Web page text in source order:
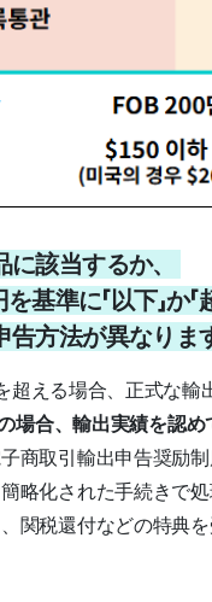
該当するか、
準に「以下」か「
方法が異なりま
超える場合、正式な輸
場合、輸出実績を認
商取引輸出申告奨励制
略化された手続きで
関税還付などの特典を